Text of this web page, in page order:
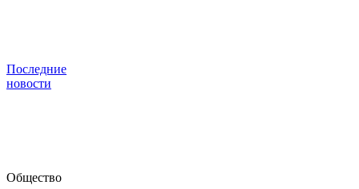
Последние
новости
Общество